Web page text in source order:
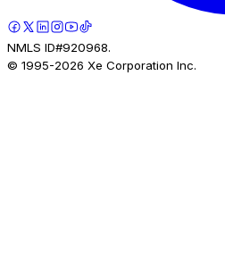
NMLS ID#920968.
© 1995-2026 Xe Corporation Inc.